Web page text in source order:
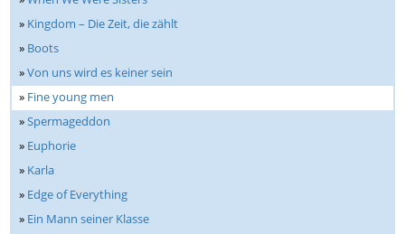
» Kingdom – Die Zeit, die zählt
» Boots
»Von uns wird es keiner sein
» Fine young men
»Spermageddon
» Euphorie
» Karla
» Edge of Everything
» Ein Mann seiner Klasse